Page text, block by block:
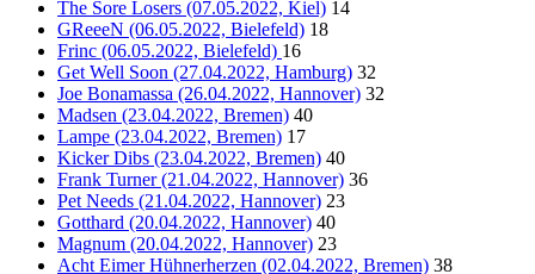
The Sore Losers (07.05.2022, Kiel) 14
GReeeN (06.05.2022, Bielefeld) 18
Frinc (06.05.2022, Bielefeld) 16
Get Well Soon (27.04.2022, Hamburg) 32
Joe Bonamassa (26.04.2022, Hannover) 32
Madsen (23.04.2022, Bremen) 40
Lampe (23.04.2022, Bremen) 17
Kicker Dibs (23.04.2022, Bremen) 40
Frank Turner (21.04.2022, Hannover) 36
Pet Needs (21.04.2022, Hannover) 23
Gotthard (20.04.2022, Hannover) 40
Magnum (20.04.2022, Hannover) 23
Acht Eimer Hühnerherzen (02.04.2022, Bremen) 38